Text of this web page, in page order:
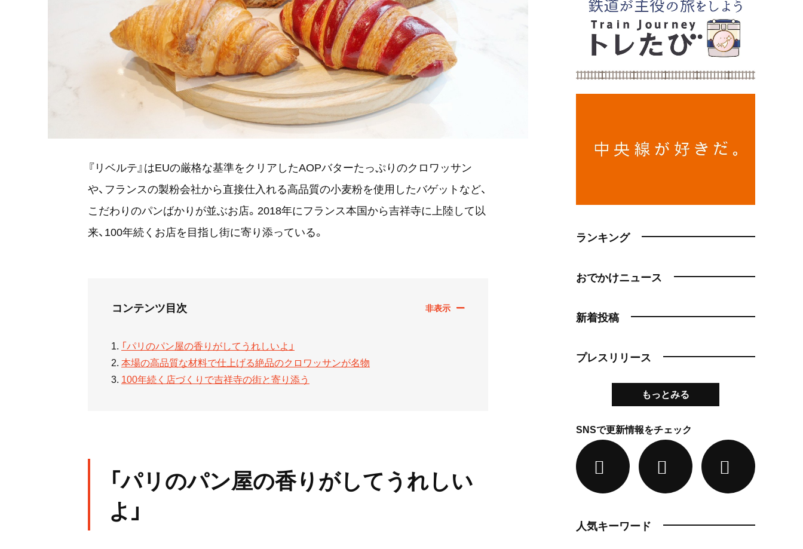
『リベルテ』はEUの厳格な基準をクリアしたAOPバターたっぷりのクロワッサン
や、フランスの製粉会社から直接仕入れる高品質の小麦粉を使用したバゲットなど、
こだわりのパンばかりが並ぶお店。2018年にフランス本国から吉祥寺に上陸して以
来、100年続くお店を目指し街に寄り添っている。
コンテンツ目次
「パリのパン屋の香りがしてうれしいよ」
本場の高品質な材料で仕上げる絶品のクロワッサンが名物
100年続く店づくりで吉祥寺の街と寄り添う
「パリのパン屋の香りがしてうれしい
よ」
ランキング
おでかけニュース
新着投稿
プレスリリース
もっとみる
SNSで更新情報をチェック
人気キーワード